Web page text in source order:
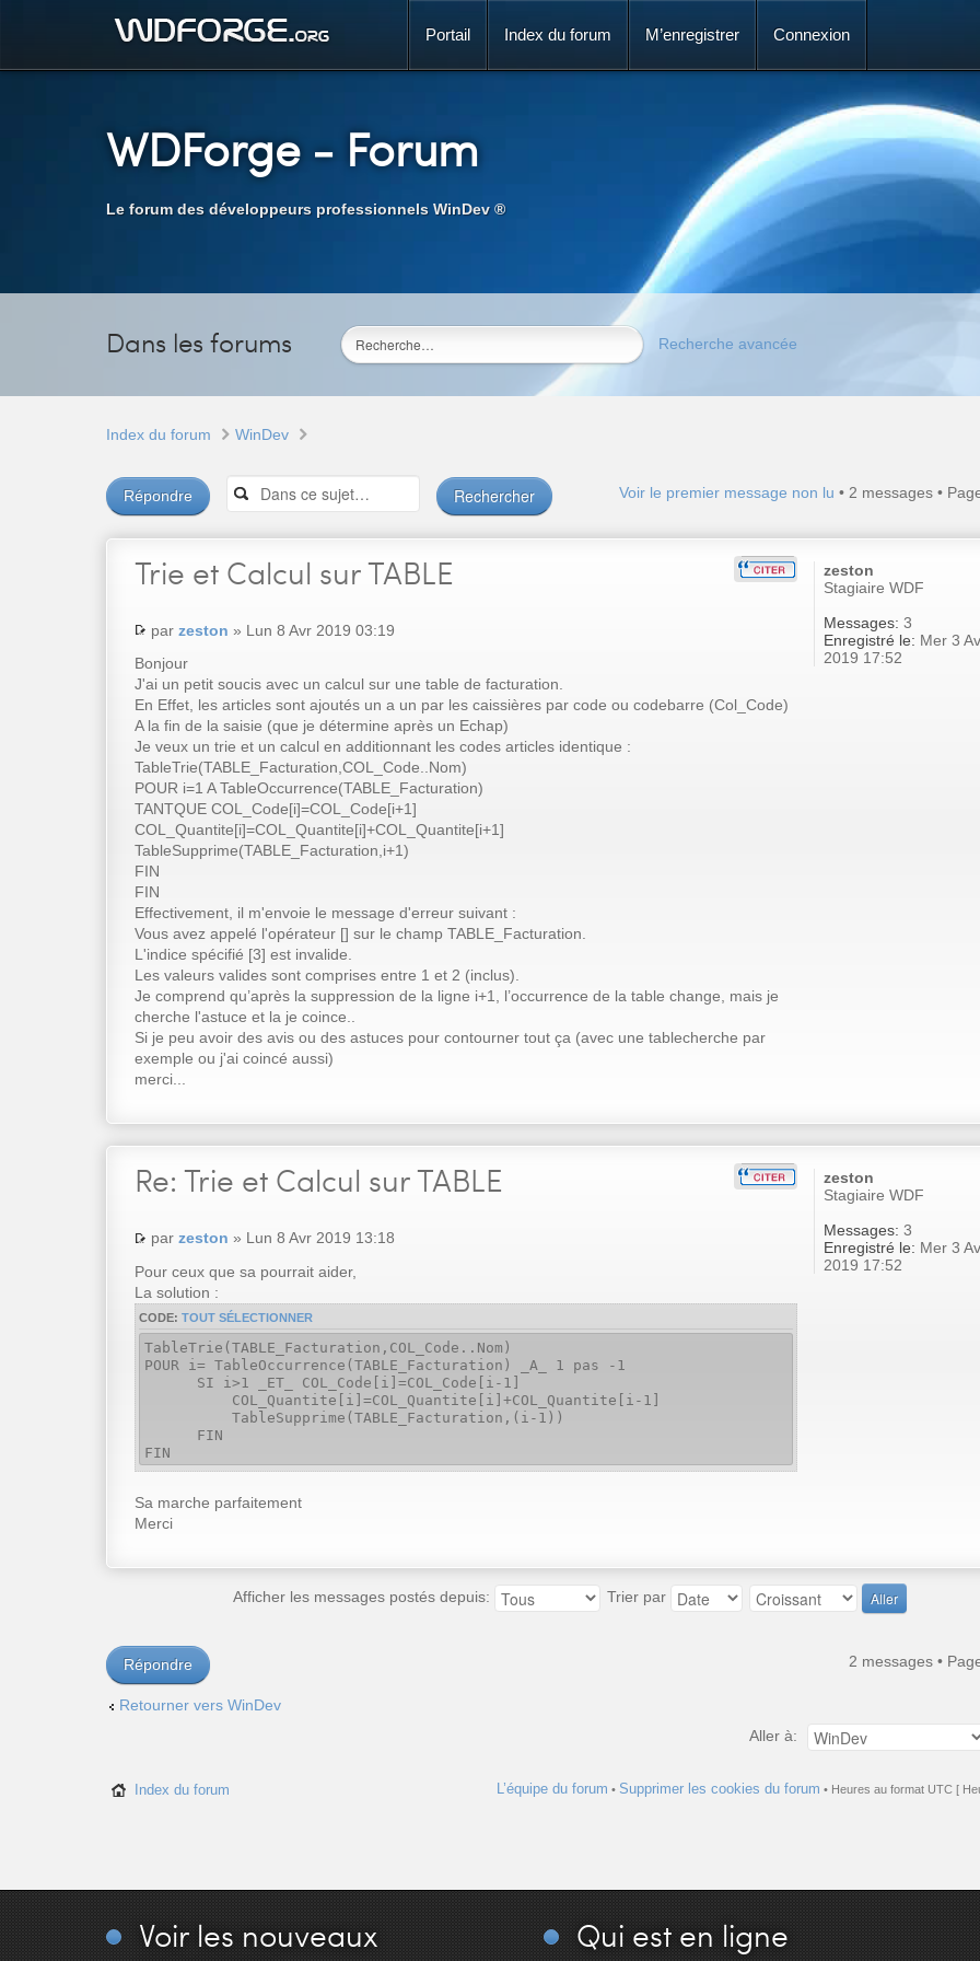
Portail Index du forum M’enregistrer Connexion
WDForge- Forum
Le forum des développeurs professionnels WinDev ®
Dans les forums Recherche avancée
Index du forum WinDev
Répondre Voir le premier message non lu • 2 messages •
Trie et Calcul sur TABLE
par zeston » Lun 8 Avr 2019 03:19
Bonjour
J'ai un petit soucis avec un calcul sur une table de facturation.
En Effet, les articles sont ajoutés un a un par les caissières par code ou codebarre (Col_Code)
A la fin de la saisie (que je détermine après un Echap)
Je veux un trie et un calcul en additionnant les codes articles identique :
TableTrie(TABLE_Facturation,COL_Code..Nom)
POUR i=1 A TableOccurrence(TABLE_Facturation)
TANTQUE COL_Code[i]=COL_Code[i+1]
COL_Quantite[i]=COL_Quantite[i]+COL_Quantite[i+1]
TableSupprime(TABLE_Facturation,i+1)
FIN
FIN
Effectivement, il m'envoie le message d'erreur suivant :
Vous avez appelé l'opérateur [] sur le champ TABLE_Facturation.
L'indice spécifié [3] est invalide.
Les valeurs valides sont comprises entre 1 et 2 (inclus).
Je comprend qu’après la suppression de la ligne i+1, l’occurrence de la table change, mais je
cherche l'astuce et la je coince..
Si je peu avoir des avis ou des astuces pour contourner tout ça (avec une tablecherche par
exemple ou j'ai coincé aussi)
merci...
zeston
Stagiaire WDF
Messages: 3
Enregistré le: Mer 3
2019 17:52
Re: Trie et Calcul sur TABLE
par zeston » Lun 8 Avr 2019 13:18
Pour ceux que sa pourrait aider,
La solution :
CODE: TOUT SÉLECTIONNER
TableTrie(TABLE_Facturation,COL_Code..Nom)
POUR i= TableOccurrence(TABLE_Facturation) _A_ 1 pas -1
SI i>1 _ET_ COL_Code[i]=COL_Code[i-1]
COL_Quantite[i]=COL_Quantite[i]+COL_Quantite[i-1]
TableSupprime(TABLE_Facturation,(i-1))
FIN
FIN
Sa marche parfaitement
Merci
zeston
Stagiaire WDF
Messages: 3
Enregistré le: Mer 3
2019 17:52
Afficher les messages postés depuis: Trier par
Répondre 2 messages •
Retourner vers WinDev
Aller à:
Index du forum L’équipe du forum • Supprimer les cookies du forum • Heures au format UTC [
Voir les nouveaux Qui est en ligne